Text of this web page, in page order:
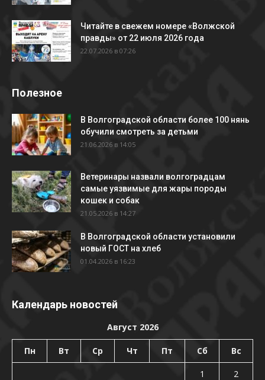
Читайте в свежем номере «Волжской
правды» от 22 июля 2026 года
22.07.2026 в 07:26
Полезное
В Волгоградской области более 100 нянь
обучили смотреть за детьми
21.06.2026 в 14:05
Ветеринары назвали волгоградцам
самые уязвимые для жары породы
кошек и собак
21.05.2026 в 14:27
В Волгоградской области установили
новый ГОСТ на хлеб
01.04.2026 в 16:23
Календарь новостей
Август 2026
Пн Вт Ср Чт Пт Сб Вс
1
2